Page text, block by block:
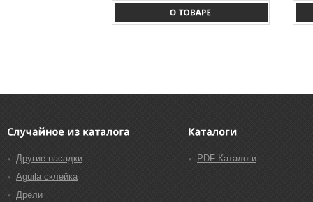
Другие насадки
Аguila склейка
Дрели
PDF Каталоги